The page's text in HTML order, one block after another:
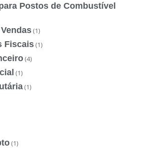
Postos de Combustível
(1)
Fiscais(1)
(4)
(1)
(1)
(1)